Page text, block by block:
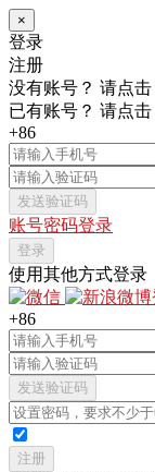
×
登录
注册
没有账号？ 请点击
已有账号？ 请点击
+86
发送验证码
账号密码登录
登录
使用其他方式登录
+86
发送验证码
注册